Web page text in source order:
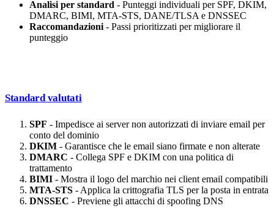
Analisi per standard - Punteggi individuali per SPF, DKIM,
DMARC, BIMI, MTA-STS, DANE/TLSA e DNSSEC
Raccomandazioni - Passi prioritizzati per migliorare il
punteggio
Standard valutati
SPF - Impedisce ai server non autorizzati di inviare email per
conto del dominio
DKIM - Garantisce che le email siano firmate e non alterate
DMARC - Collega SPF e DKIM con una politica di
trattamento
BIMI - Mostra il logo del marchio nei client email compatibili
MTA-STS - Applica la crittografia TLS per la posta in entrata
DNSSEC - Previene gli attacchi di spoofing DNS